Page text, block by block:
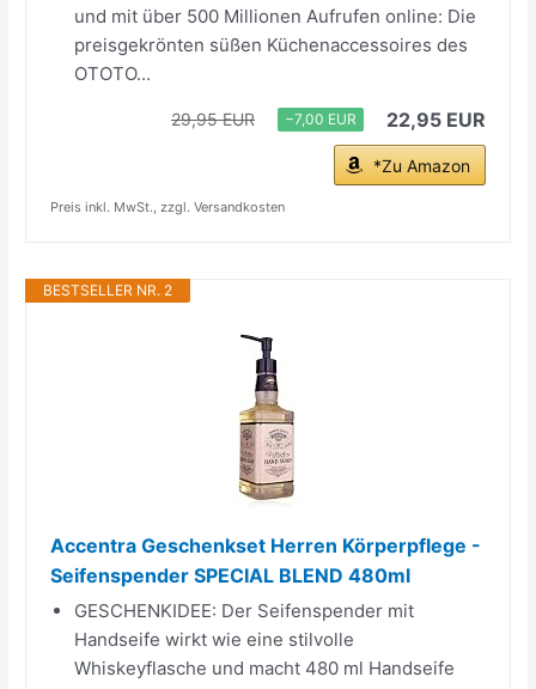
und mit über 500 Millionen Aufrufen online: Die
preisgekrönten süßen Küchenaccessoires des
OTOTO...
29,95 EUR −7,00 EUR 22,95 EUR
*Zu Amazon
Preis inkl. MwSt., zzgl. Versandkosten
BESTSELLER NR. 2
Accentra Geschenkset Herren Körperpflege -
Seifenspender SPECIAL BLEND 480ml
GESCHENKIDEE: Der Seifenspender mit
Handseife wirkt wie eine stilvolle
Whiskeyflasche und macht 480 ml Handseife